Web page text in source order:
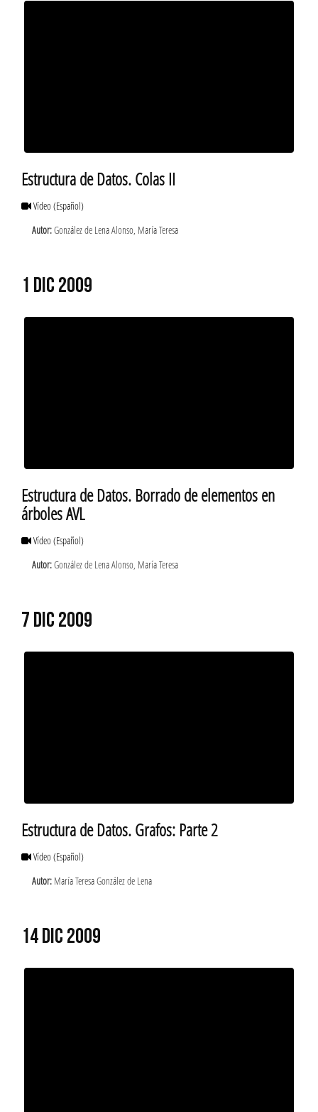
Estructura de Datos. Colas II
Vídeo(Español)
Autor:González de Lena Alonso, María Teresa
1 DIC 2009
Estructura de Datos. Borrado de elementos en
árboles AVL
Vídeo(Español)
Autor:González de Lena Alonso, María Teresa
7 DIC 2009
Estructura de Datos. Grafos: Parte 2
Vídeo(Español)
Autor: María Teresa González de Lena
14 DIC 2009